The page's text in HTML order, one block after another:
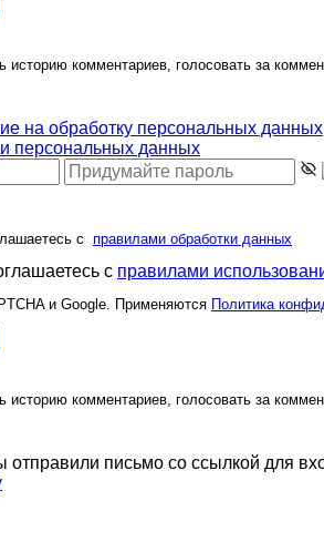
историю комментариев, голосовать за
на обработку персональных данных
персональных данных
с правилами обработки данных
с правилами
и Google. Применяются Политика
историю комментариев, голосовать за
отправили письмо со ссылкой для